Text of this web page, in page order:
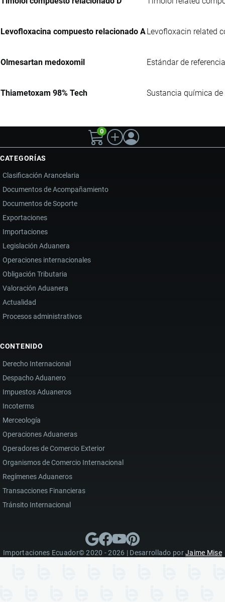
Levofloxacina compuesto relacionado A Levofloxacin related
Olmesartan medoxomil Estándar de
Thiametoxam 98% Tech Sustancia química
0
CATEGORÍAS
Clasificación Arancelaria
Documentos de Acompañamiento
Documentos de Soporte
Exportaciones
Importaciones
Legislación Aduanera
Operaciones internacionales
Obligación Tributaria
Valoración Aduanera
Actualidad
Procesos administrativos
CONTENIDO
Derecho Internacional
Despacho Aduanero
Impuestos Aduaneros
Incoterms
Merceología
Operaciones Aduaneras
Operadores de Comercio Exterior
Organismos de Comercio Internacional
Regímenes Aduaneros
Transacciones Financieras
Tránsito Internacional
Importaciones Ecuador© 2020 - 2026 | Desarrollado porJaime Mise